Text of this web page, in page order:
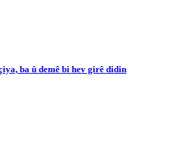
ba û demê bi hev girê didin